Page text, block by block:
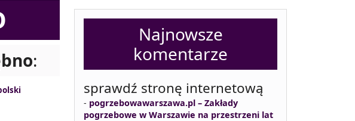
:
Najnowsze
komentarze
sprawdź stronę internetową
- pogrzebowawarszawa.pl – Zakłady
pogrzebowe w Warszawie na przestrzeni lat